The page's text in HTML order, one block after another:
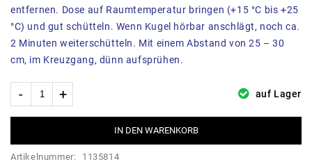
entfernen. Dose auf Raumtemperatur bringen (+15 °C bis +25
°C) und gut schütteln. Wenn Kugel hörbar anschlägt, noch ca.
2 Minuten weiterschütteln. Mit einem Abstand von 25 – 30
cm, im Kreuzgang, dünn aufsprühen.
auf Lager
IN DEN WARENKORB
Artikelnummer:
1135814